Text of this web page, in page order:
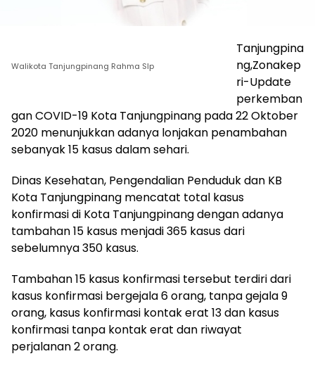
Walikota Tanjungpinang Rahma SIp
Tanjungpina
ng,Zonakep
ri-Update
perkemban
gan COVID-19 Kota Tanjungpinang pada 22 Oktober
2020 menunjukkan adanya lonjakan penambahan
sebanyak 15 kasus dalam sehari.
Dinas Kesehatan, Pengendalian Penduduk dan KB
Kota Tanjungpinang mencatat total kasus
konfirmasi di Kota Tanjungpinang dengan adanya
tambahan 15 kasus menjadi 365 kasus dari
sebelumnya 350 kasus.
Tambahan 15 kasus konfirmasi tersebut terdiri dari
kasus konfirmasi bergejala 6 orang, tanpa gejala 9
orang, kasus konfirmasi kontak erat 13 dan kasus
konfirmasi tanpa kontak erat dan riwayat
perjalanan 2 orang.